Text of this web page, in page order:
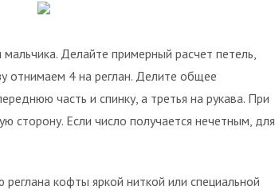
Делайте примерный расчет петель,
отнимаем 4 на реглан. Делите общее
часть и спинку, а третья на рукава. При
сторону. Если число получается нечетным, для
кофты яркой ниткой или специальной